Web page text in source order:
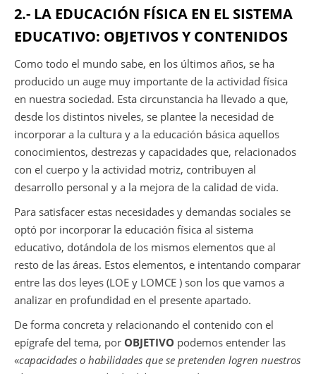
2.- LA EDUCACIÓN FÍSICA EN EL SISTEMA
EDUCATIVO: OBJETIVOS Y CONTENIDOS
Como todo el mundo sabe, en los últimos años, se ha
producido un auge muy importante de la actividad física
en nuestra sociedad. Esta circunstancia ha llevado a que,
desde los distintos niveles, se plantee la necesidad de
incorporar a la cultura y a la educación básica aquellos
conocimientos, destrezas y capacidades que, relacionados
con el cuerpo y la actividad motriz, contribuyen al
desarrollo personal y a la mejora de la calidad de vida.
Para satisfacer estas necesidades y demandas sociales se
optó por incorporar la educación física al sistema
educativo, dotándola de los mismos elementos que al
resto de las áreas. Estos elementos, e intentando comparar
entre las dos leyes (LOE y LOMCE ) son los que vamos a
analizar en profundidad en el presente apartado.
De forma concreta y relacionando el contenido con el
epígrafe del tema, por OBJETIVO podemos entender las
«capacidades o habilidades que se pretenden logren nuestros